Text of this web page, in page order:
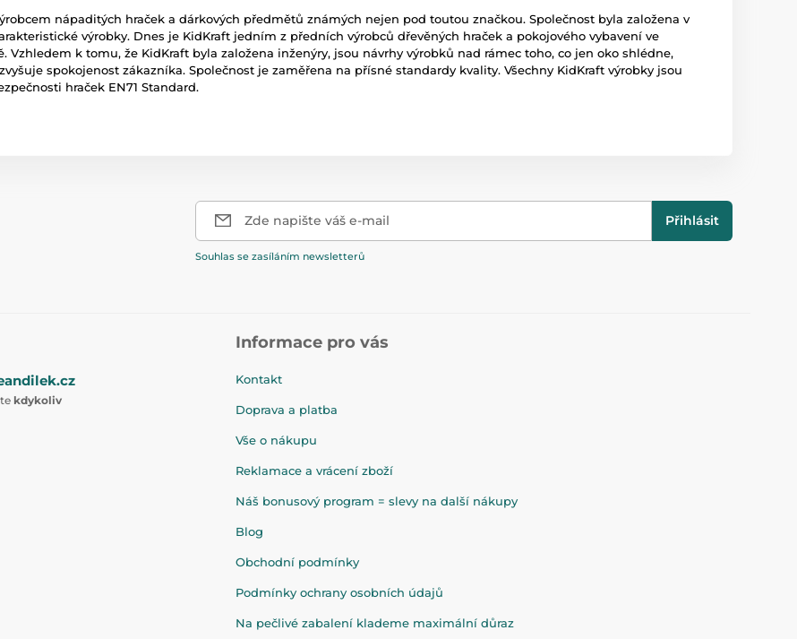
nápaditých hraček a dárkových předmětů známých nejen pod toutou značkou. Společnost byla založena v
výrobky. Dnes je KidKraft jedním z předních výrobců dřevěných hraček a pokojového vybavení ve
Vzhledem k tomu, že KidKraft byla založena inženýry, jsou návrhy výrobků nad rámec toho, co jen oko shlédne,
spokojenost zákazníka. Společnost je zaměřena na přísné standardy kvality. Všechny KidKraft výrobky jsou
hraček EN71 Standard.
Zde napište váš e-mail Přihlásit
Souhlas se zasíláním newsletterů
kdykoliv
Informace pro vás
Kontakt
Doprava a platba
Vše o nákupu
Reklamace a vrácení zboží
Náš bonusový program = slevy na další nákupy
Blog
Obchodní podmínky
Podmínky ochrany osobních údajů
Na pečlivé zabalení klademe maximální důraz